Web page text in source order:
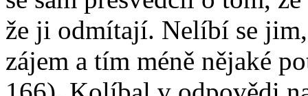
že ji odmítají. Nelíbí se
zájem a tím méně nějaké